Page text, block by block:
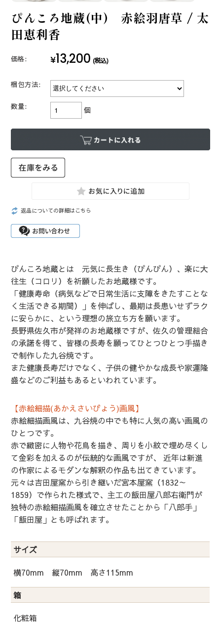
ぴんころ地蔵(中) 赤絵羽唐草 / 太
田恵利香
価格: ¥13,200 (税込)
梱包方法:
数量: 個
返品についての詳細はこちら
ぴんころ地蔵とは 元気に長生き（ぴんぴん）、楽に大
往生（コロリ）を祈願したお地蔵様です。
「健康寿命（病気などで日常生活に支障をきたすことな
く生活できる期間）」を伸ばし、最期は長患いせずラク
に安らかに、という理想の旅立ち方を願います。
長野県佐久市が発祥のお地蔵様ですが、佐久の管理組合
の承諾を得て、皆様の長寿を願ってひとつひとつ手描き
で制作した九谷焼です。
また健康長寿だけでなく、子供の健やかな成長や家運隆
盛などのご利益もあるといわれています。
【赤絵細描(あかえさいびょう)画風】
赤絵細描画風は、九谷焼の中でも特に人気の高い画風の
ひとつです。
赤で緻密に人物や花鳥を描き、周りを小紋で埋め尽くし
て金彩を加えるのが伝統的な画風ですが、 近年は新進
の作家によるモダンな解釈の作品も出てきています。
元々は吉田屋窯から引き継いだ宮本屋窯（1832～
1859）で作られた様式で、主工の飯田屋八郎右衛門が
独特の赤絵細描画風を確立させたことから「八郎手」
「飯田屋」とも呼ばれます。
サイズ
横70mm 縦70mm 高さ115mm
箱
化粧箱